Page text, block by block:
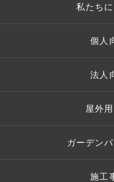
私たち
個人
法人
屋外
ガーデン
施工